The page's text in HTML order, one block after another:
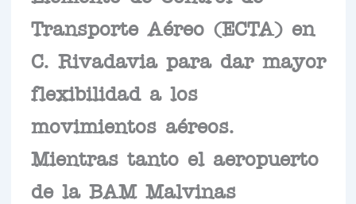
Transporte Aéreo (ECTA) en
C. Rivadavia para dar mayor
flexibilidad a los
movimientos aéreos.
Mientras tanto el aeropuerto
de la BAM Malvinas